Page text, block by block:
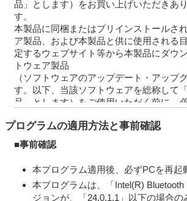
品」とします）をお買い上げいただきあ
す。
本製品に同梱またはプリインストールさ
ア製品、および本製品と供に使用される
定するウェブサイト等から本製品にダウ
トウェア製品
（ソフトウェアのアップデート・アップ
す。以下、当該ソフトウェアを総称して
品」とします）をご使用いただく前に、
本ソフトウェア製品の中には、①各製品の
フトウェア使用許諾契約書を伴うもの（
ウェア」とします）と、②そのような個
用許諾契約を伴わないものがあります。
個別のソフトウェア使用許諾契約書を伴
ウェア（以下「許諾ソフトウェア」とし
プログラムの適用方法と事前確認
■事前確認
本プログラム適用後、必ずPCを再起
本プログラムは、「Intel(R)
ジョンが、「24.0.1.1」以下の場合の